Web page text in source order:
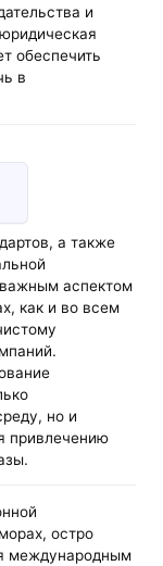
и
обеспечить
в
а также
важным аспектом
как и во всем
но и
привлечению
остро
международным